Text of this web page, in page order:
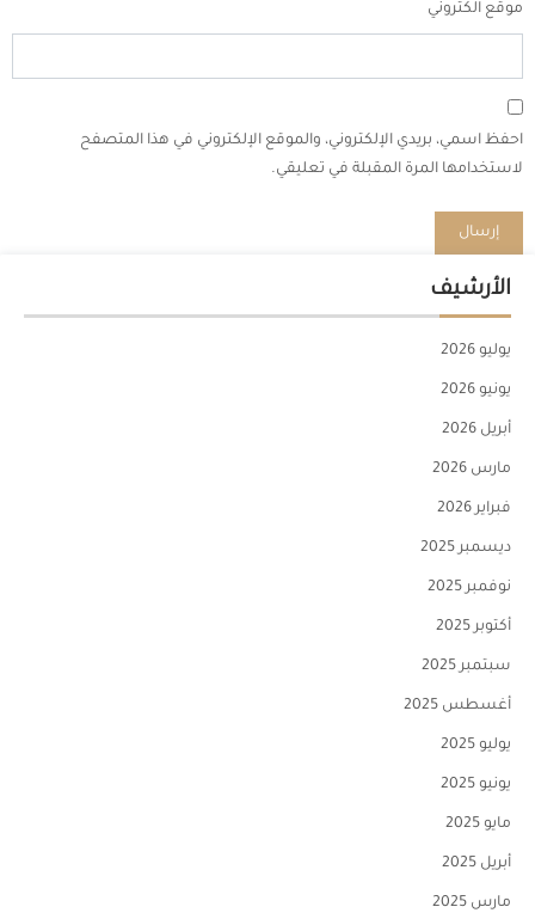
موقع الكتروني
احفظ اسمي، بريدي الإلكتروني، والموقع الإلكتروني في هذا المتصفح
لاستخدامها المرة المقبلة في تعليقي.
الأرشيف
يوليو 2026
يونيو 2026
أبريل 2026
مارس 2026
فبراير 2026
ديسمبر 2025
نوفمبر 2025
أكتوبر 2025
سبتمبر 2025
أغسطس 2025
يوليو 2025
يونيو 2025
مايو 2025
أبريل 2025
مارس 2025